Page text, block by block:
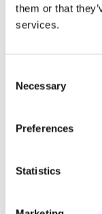
them or that
services.
Selection
Necessary
Preferences
Statistics